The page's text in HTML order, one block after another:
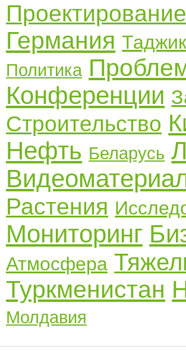
Проектирование
Германия
Политика
Конференции
Строительство
Нефть Беларусь
Растения
Мониторинг
Атмосфера
Туркменистан
Молдавия